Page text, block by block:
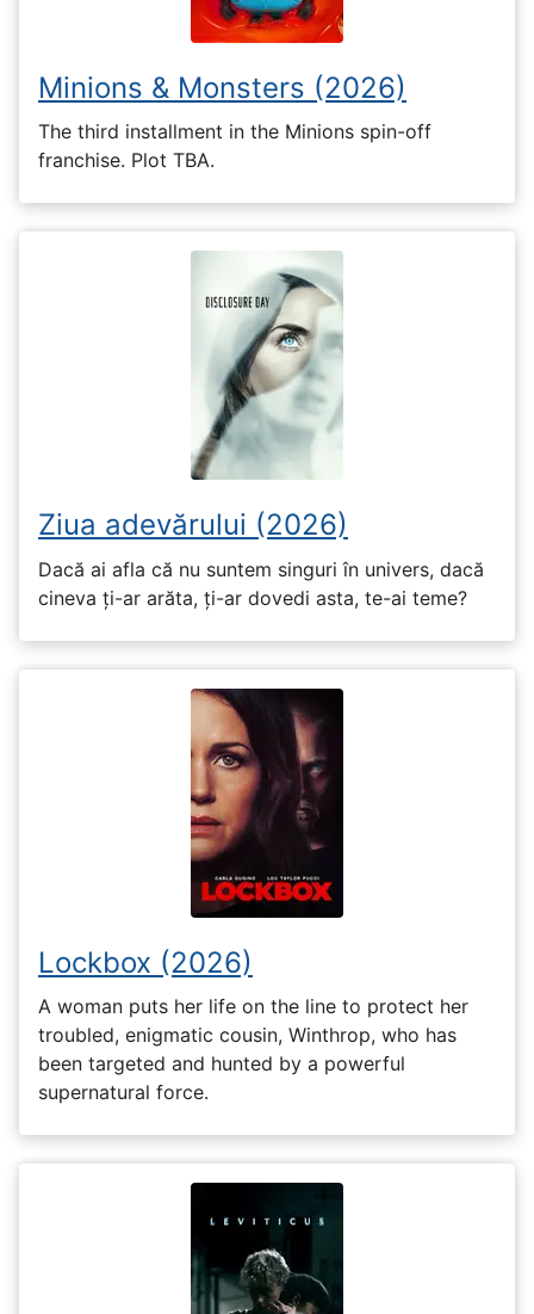
Minions & Monsters (2026)
The third installment in the Minions spin-off
franchise. Plot TBA.
Ziua adevărului (2026)
Dacă ai afla că nu suntem singuri în univers, dacă
cineva ți-ar arăta, ți-ar dovedi asta, te-ai teme?
Lockbox (2026)
A woman puts her life on the line to protect her
troubled, enigmatic cousin, Winthrop, who has
been targeted and hunted by a powerful
supernatural force.